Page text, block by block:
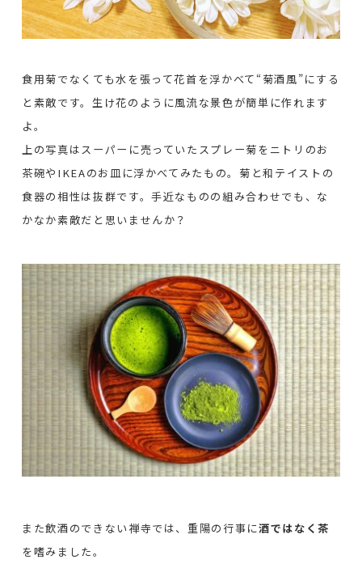
食用菊でなくても水を張って花首を浮かべて“菊酒風”にする
と素敵です。生け花のように風流な景色が簡単に作れます
よ。
上の写真はスーパーに売っていたスプレー菊をニトリのお
茶碗やIKEAのお皿に浮かべてみたもの。菊と和テイストの
食器の相性は抜群です。手近なものの組み合わせでも、な
かなか素敵だと思いませんか？
また飲酒のできない禅寺では、重陽の行事に酒ではなく茶
を嗜みました。